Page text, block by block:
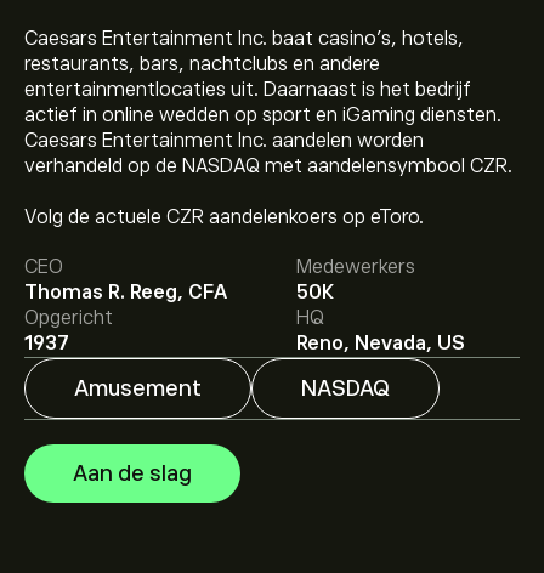
Caesars Entertainment Inc. baat casino's, hotels,
restaurants, bars, nachtclubs en andere
entertainmentlocaties uit. Daarnaast is het bedrijf
actief in online wedden op sport en iGaming diensten.
Caesars Entertainment Inc. aandelen worden
verhandeld op de NASDAQ met aandelensymbool CZR.
Volg de actuele CZR aandelenkoers op eToro.
CEO
Thomas R. Reeg, CFA
Medewerkers
50K
Opgericht
1937
HQ
Reno, Nevada, US
Amusement NASDAQ
Aan de slag
De huidige koers van CZR is 30.15‎$‎.
Het gemiddelde koersdoel voor Caesars Entertainment
Inc is 30.15‎$‎.
bij eToro voor gedetailleerde
analistenvoorspellingen en koersdoelen.
Analisten bieden voorspellingen voor Caesars
Entertainment Inc gebaseerd op markttrends,
financiële rapporten en verwachte groei. Bekijk de
meest recente voorspelling voor toekomstige
koersbewegingen.